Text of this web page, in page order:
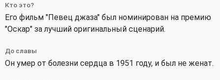
Кто это?
Его фильм "Певец джаза" был номинирован на премию
"Оскар" за лучший оригинальный сценарий.
До славы
Он умер от болезни сердца в 1951 году, и был не женат.